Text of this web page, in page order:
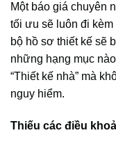
Một báo giá chuyên
tối ưu sẽ luôn đi
bộ hồ sơ thiết kế sẽ
những hạng mục
“Thiết kế nhà” mà
nguy hiểm.
Thiếu các điều